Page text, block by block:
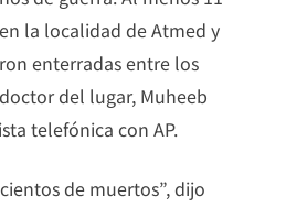
la localidad de Atmed y
enterradas entre los
del lugar, Muheeb
telefónica con AP.
de muertos”, dijo